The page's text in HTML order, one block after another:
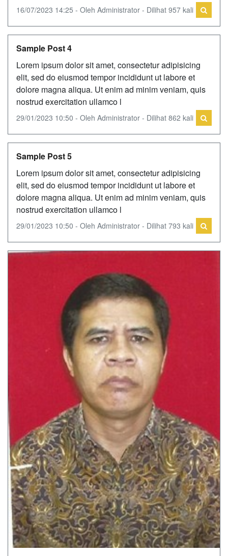
16/07/2023 14:25 - Oleh Administrator - Dilihat 957 kali
Sample Post 4
Lorem ipsum dolor sit amet, consectetur adipisicing
elit, sed do eiusmod tempor incididunt ut labore et
dolore magna aliqua. Ut enim ad minim veniam, quis
nostrud exercitation ullamco l
29/01/2023 10:50 - Oleh Administrator - Dilihat 862 kali
Sample Post 5
Lorem ipsum dolor sit amet, consectetur adipisicing
elit, sed do eiusmod tempor incididunt ut labore et
dolore magna aliqua. Ut enim ad minim veniam, quis
nostrud exercitation ullamco l
29/01/2023 10:50 - Oleh Administrator - Dilihat 793 kali